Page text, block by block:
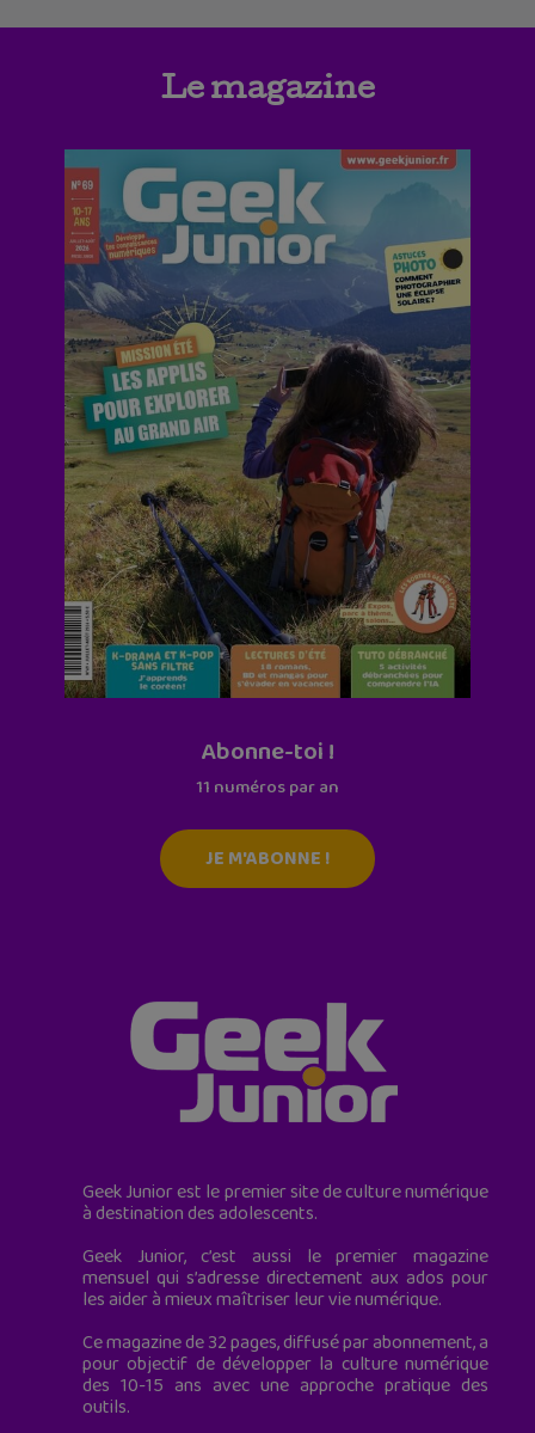
Le magazine
Abonne-toi !
11 numéros par an
JE M'ABONNE !
Geek Junior est le premier site de culture numérique
à destination des adolescents.
Geek Junior, c’est aussi le premier magazine
mensuel qui s’adresse directement aux ados pour
les aider à mieux maîtriser leur vie numérique.
Ce magazine de 32 pages, diffusé par abonnement, a
pour objectif de développer la culture numérique
des 10-15 ans avec une approche pratique des
outils.